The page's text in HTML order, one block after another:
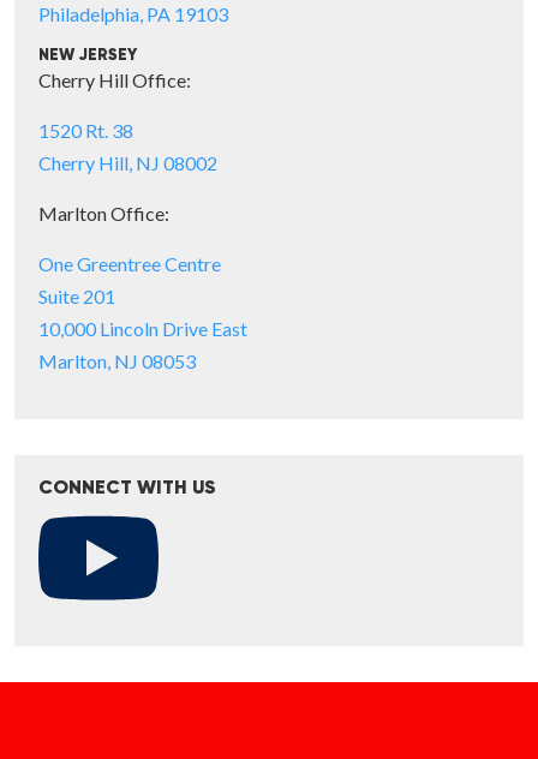
Philadelphia, PA 19103
NEW JERSEY
Cherry Hill Office:
1520 Rt. 38
Cherry Hill, NJ 08002
Marlton Office:
One Greentree Centre
Suite 201
10,000 Lincoln Drive East
Marlton, NJ 08053
CONNECT WITH US